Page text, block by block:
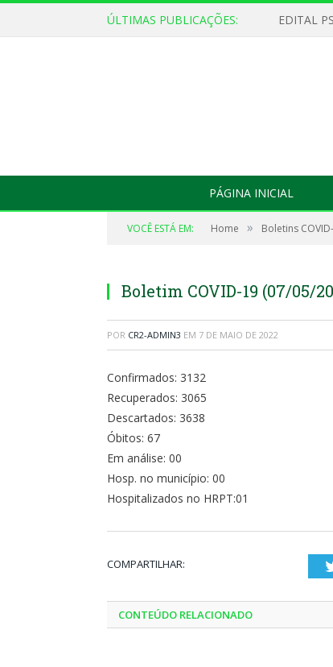
ÚLTIMAS PUBLICAÇÕES: EDITAL
PÁGINA INICIAL
VOCÊ ESTÁ EM: Home » Boletins
Boletim COVID-19 (07/05/
POR CR2-ADMIN3 EM 7 DE MAIO DE 2022
Confirmados: 3132
Recuperados: 3065
Descartados: 3638
Óbitos: 67
Em análise: 00
Hosp. no município: 00
Hospitalizados no HRPT:01
COMPARTILHAR:
CONTEÚDO RELACIONADO